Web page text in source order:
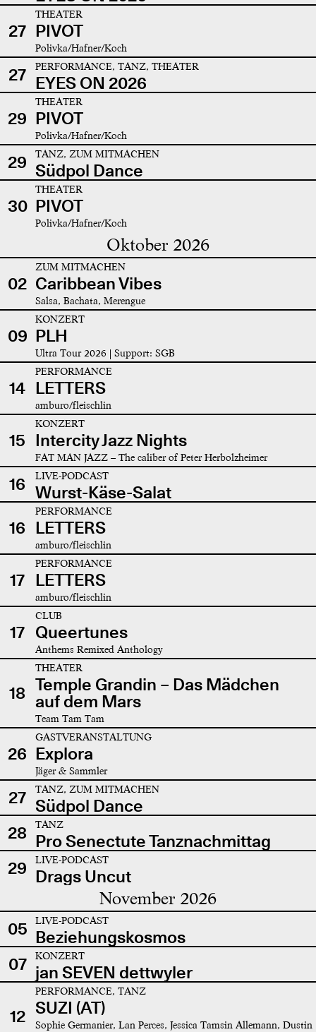
27
THEATER
PIVOT
Polivka/Hafner/Koch
27 PERFORMANCE, TANZ, THEATER
EYES ON 2026
29
THEATER
PIVOT
Polivka/Hafner/Koch
29 TANZ, ZUM MITMACHEN
Südpol Dance
30
THEATER
PIVOT
Polivka/Hafner/Koch
Oktober 2026
02
ZUM MITMACHEN
Caribbean Vibes
Salsa, Bachata, Merengue
09
KONZERT
PLH
Ultra Tour 2026 | Support: SGB
14
PERFORMANCE
LETTERS
amburo/fleischlin
15
KONZERT
Intercity Jazz Nights
FAT MAN JAZZ – The caliber of Peter Herbolzheimer
16 LIVE-PODCAST
Wurst-Käse-Salat
16
PERFORMANCE
LETTERS
amburo/fleischlin
17
PERFORMANCE
LETTERS
amburo/fleischlin
17
CLUB
Queertunes
Anthems Remixed Anthology
18
THEATER
Temple Grandin – Das Mädchen
auf dem Mars
Team Tam Tam
26
GASTVERANSTALTUNG
Explora
Jäger & Sammler
27 TANZ, ZUM MITMACHEN
Südpol Dance
28
TANZ
Pro Senectute Tanznachmittag
29
LIVE-PODCAST
Drags Uncut
November 2026
05 LIVE-PODCAST
Beziehungskosmos
07
KONZERT
jan SEVEN dettwyler
12
PERFORMANCE, TANZ
SUZI (AT)
Sophie Germanier, Lan Perces, Jessica Tamsin Allemann, Dustin